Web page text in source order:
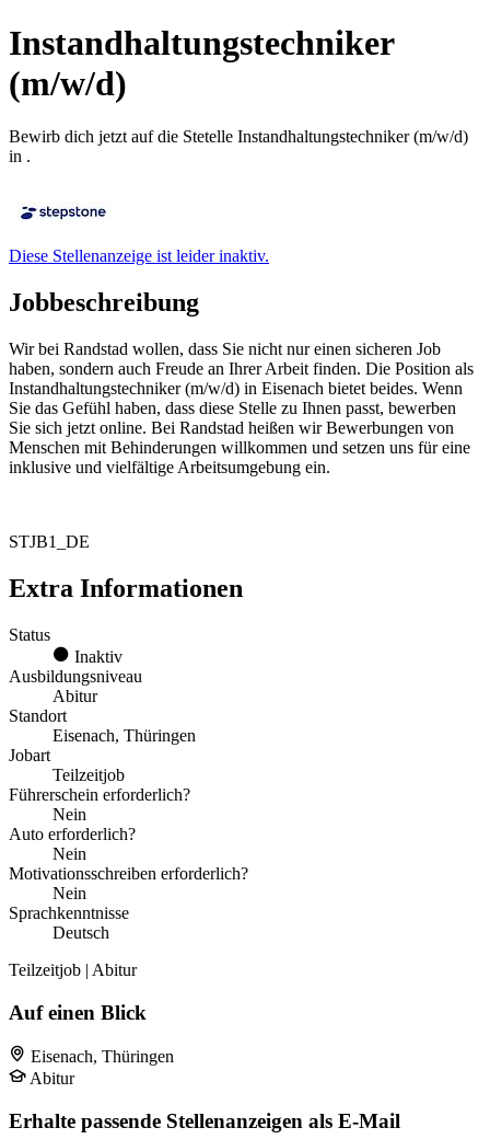
Instandhaltungstechniker
(m/w/d)
Bewirb dich jetzt auf die Stetelle Instandhaltungstechniker (m/w/d)
in .
Diese Stellenanzeige ist leider inaktiv.
Jobbeschreibung
Wir bei Randstad wollen, dass Sie nicht nur einen sicheren Job
haben, sondern auch Freude an Ihrer Arbeit finden. Die Position als
Instandhaltungstechniker (m/w/d) in Eisenach bietet beides. Wenn
Sie das Gefühl haben, dass diese Stelle zu Ihnen passt, bewerben
Sie sich jetzt online. Bei Randstad heißen wir Bewerbungen von
Menschen mit Behinderungen willkommen und setzen uns für eine
inklusive und vielfältige Arbeitsumgebung ein.
STJB1_DE
Extra Informationen
Status
Inaktiv
Ausbildungsniveau
Abitur
Standort
Eisenach, Thüringen
Jobart
Teilzeitjob
Führerschein erforderlich?
Nein
Auto erforderlich?
Nein
Motivationsschreiben erforderlich?
Nein
Sprachkenntnisse
Deutsch
Teilzeitjob | Abitur
Auf einen Blick
Eisenach, Thüringen
Abitur
Erhalte passende Stellenanzeigen als E-Mail